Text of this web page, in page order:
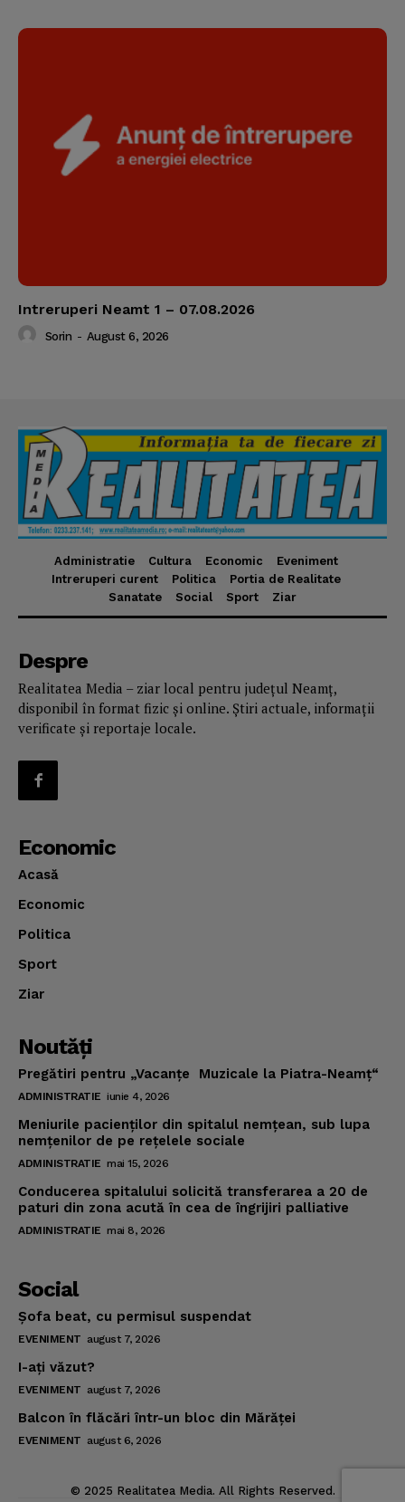
Intreruperi Neamt 1 – 07.08.2026
Sorin - August 6, 2026
Administratie Cultura Economic
Eveniment
Intreruperi curent
Politica
Portia de Realitate
Sanatate
Social Sport Ziar
Despre
Realitatea Media – ziar local pentru județul Neamț,
disponibil în format fizic și online. Știri actuale, informații
verificate și reportaje locale.
Economic
Acasă
Economic
Politica
Sport
Ziar
Noutăţi
Pregătiri pentru „Vacanţe Muzicale la Piatra-Neamţ“
ADMINISTRATIE iunie 4, 2026
Meniurile pacienţilor din spitalul nemţean, sub lupa
nemţenilor de pe reţelele sociale
ADMINISTRATIE mai 15, 2026
Conducerea spitalului solicită transferarea a 20 de
paturi din zona acută în cea de îngrijiri palliative
ADMINISTRATIE mai 8, 2026
Social
Şofa beat, cu permisul suspendat
EVENIMENT august 7, 2026
I-aţi văzut?
EVENIMENT august 7, 2026
Balcon în flăcări într-un bloc din Mărăţei
EVENIMENT august 6, 2026
© 2025 Realitatea Media. All Rights Reserved.